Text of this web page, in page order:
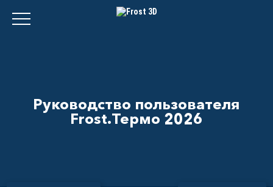
Руководство пользователя
Frost.Термо 2026